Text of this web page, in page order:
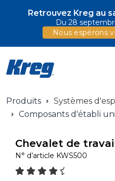
Retrouvez Kreg au
Du 28
Nous espérons
Produits
Systèmes
Composants d'établi
Chevalet de
N° d’article KWS500